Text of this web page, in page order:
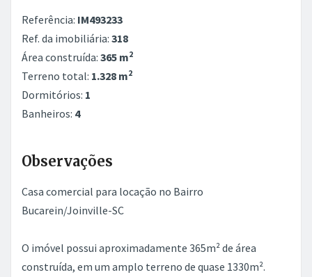
Referência: IM493233
Ref. da imobiliária: 318
Área construída: 365 m2
Terreno total: 1.328 m2
Dormitórios: 1
Banheiros: 4
Observações
Casa comercial para locação no Bairro
Bucarein/Joinville-SC
O imóvel possui aproximadamente 365m² de área
construída, em um amplo terreno de quase 1330m².